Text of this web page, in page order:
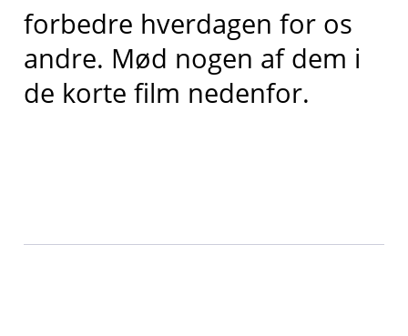
forbedre hverdagen for os
andre. Mød nogen af dem i
de korte film nedenfor.